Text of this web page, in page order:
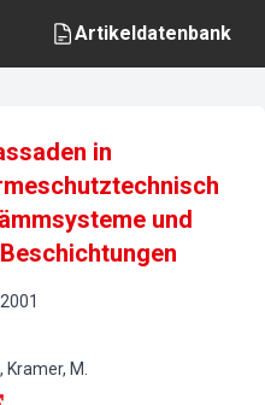
Artikeldatenbank
in
und
2001
M.